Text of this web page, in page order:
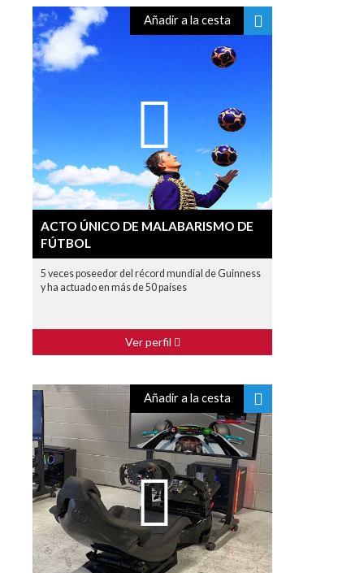
Añadir a la cesta
ACTO ÚNICO DE MALABARISMO DE
FÚTBOL
5 veces poseedor del récord mundial de Guinness
y ha actuado en más de 50 países
Ver perfil
Añadir a la cesta